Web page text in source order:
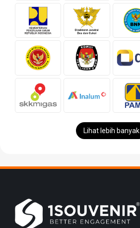
Lihat lebih banyak